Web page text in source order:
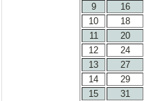
9
16
10
18
11
20
12
24
13
27
14
29
15
31